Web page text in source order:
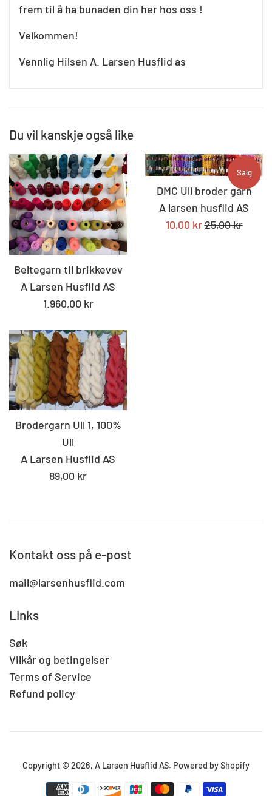
frem til å ha bunaden din her hos oss !
Velkommen!
Vennlig Hilsen A. Larsen Husflid as
Du vil kanskje også like
Beltegarn til brikkevev
A Larsen Husflid AS
Standard
1.960,00 kr
DMC Ull broder garn
A larsen husflid AS
Tilbudspris
10,00 krStandard
25,00 kr
Salg
Brodergarn Ull 1, 100%
Ull
A Larsen Husflid AS
Standard
89,00 kr
Kontakt oss på e-post
mail@larsenhusflid.com
Links
Søk
Vilkår og betingelser
Terms of Service
Refund policy
Copyright © 2026, A Larsen Husflid AS. Powered by Shopify
Betalingsikoner